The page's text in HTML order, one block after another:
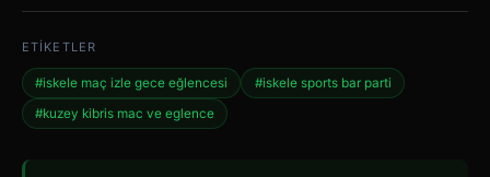
ETIKETLER
#iskele maç izle gece eğlencesi
#iskele sports bar parti
#kuzey kibris mac ve eglence